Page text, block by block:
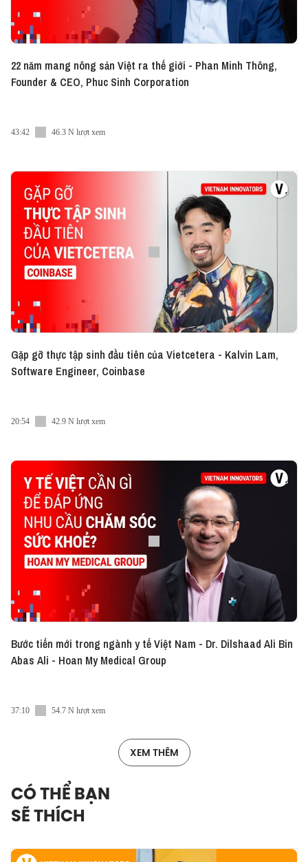
22 năm mang nông sản Việt ra thế giới - Phan Minh Thông,
Founder & CEO, Phuc Sinh Corporation
43:42 46.3 N lượt xem
Gặp gỡ thực tập sinh đầu tiên của Vietcetera - Kalvin Lam,
Software Engineer, Coinbase
20:54 42.9 N lượt xem
Bước tiến mới trong ngành y tế Việt Nam - Dr. Dilshaad Ali Bin
Abas Ali - Hoan My Medical Group
37:10 54.7 N lượt xem
XEM THÊM
CÓ THỂ BẠN
SẼ THÍCH